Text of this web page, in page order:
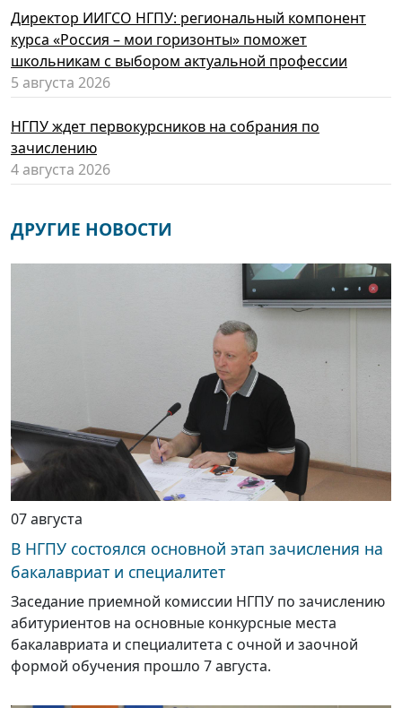
Директор ИИГСО НГПУ: региональный компонент
курса «Россия – мои горизонты» поможет
школьникам с выбором актуальной профессии
5 августа 2026
НГПУ ждет первокурсников на собрания по
зачислению
4 августа 2026
ДРУГИЕ НОВОСТИ
07 августа
В НГПУ состоялся основной этап зачисления на
бакалавриат и специалитет
Заседание приемной комиссии НГПУ по зачислению
абитуриентов на основные конкурсные места
бакалавриата и специалитета с очной и заочной
формой обучения прошло 7 августа.